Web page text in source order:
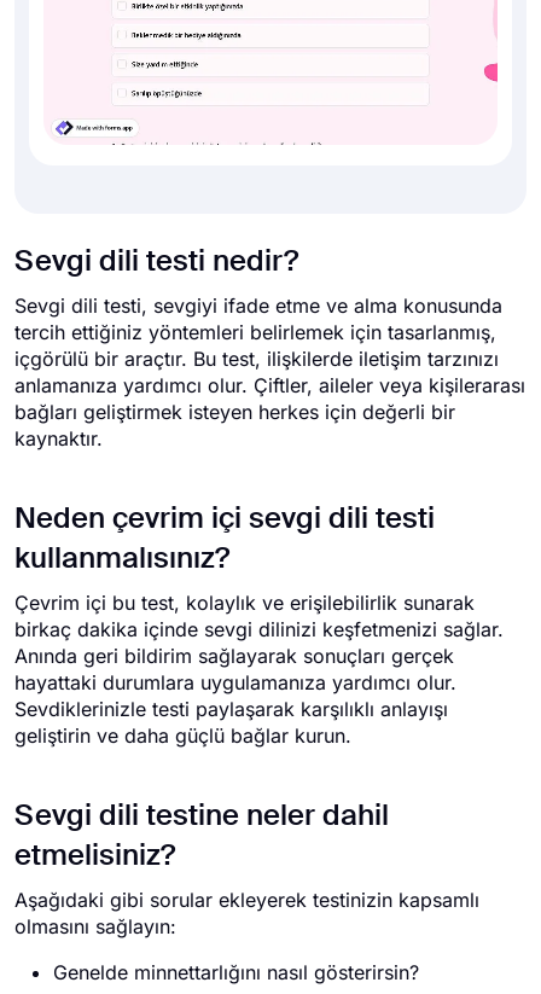
Sevgi dili testi nedir?
Sevgi dili testi, sevgiyi ifade etme ve alma konusunda
tercih ettiğiniz yöntemleri belirlemek için tasarlanmış,
içgörülü bir araçtır. Bu test, ilişkilerde iletişim tarzınızı
anlamanıza yardımcı olur. Çiftler, aileler veya kişilerarası
bağları geliştirmek isteyen herkes için değerli bir
kaynaktır.
Neden çevrim içi sevgi dili testi
kullanmalısınız?
Çevrim içi bu test, kolaylık ve erişilebilirlik sunarak
birkaç dakika içinde sevgi dilinizi keşfetmenizi sağlar.
Anında geri bildirim sağlayarak sonuçları gerçek
hayattaki durumlara uygulamanıza yardımcı olur.
Sevdiklerinizle testi paylaşarak karşılıklı anlayışı
geliştirin ve daha güçlü bağlar kurun.
Sevgi dili testine neler dahil
etmelisiniz?
Aşağıdaki gibi sorular ekleyerek testinizin kapsamlı
olmasını sağlayın:
Genelde minnettarlığını nasıl gösterirsin?